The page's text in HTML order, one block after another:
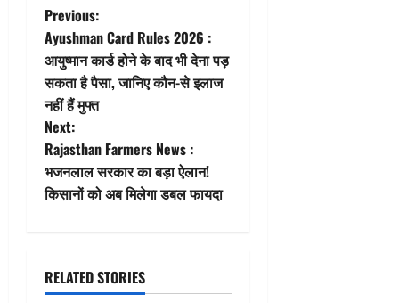
P
o
s
t
n
a
i
Previous:
Ayushman Card Rules 2026 :
आयुष्मान कार्ड होने के बाद भी देना पड़
सकता है पैसा, जानिए कौन-से इलाज
नहीं हैं मुफ्त
Next:
Rajasthan Farmers News :
भजनलाल सरकार का बड़ा ऐलान!
किसानों को अब मिलेगा डबल फायदा
RELATED STORIES